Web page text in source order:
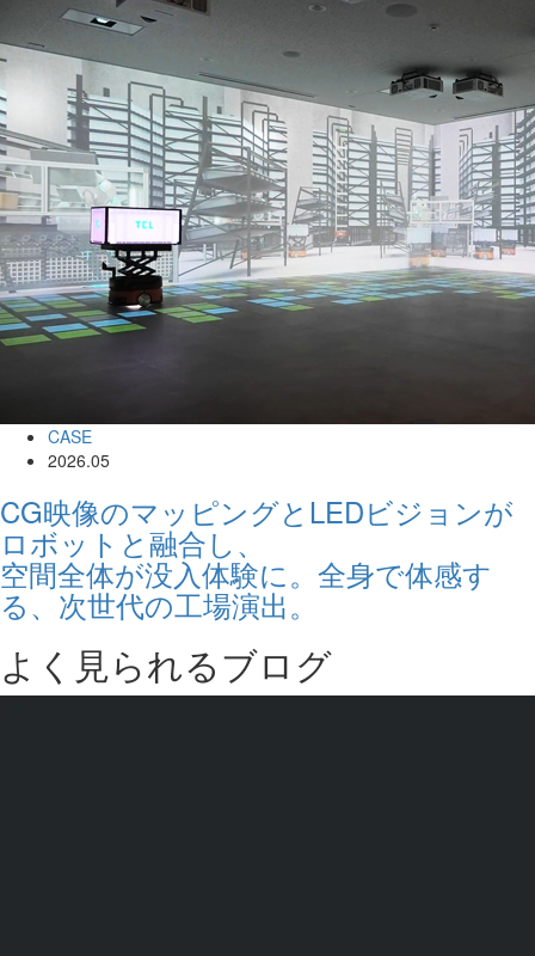
CASE
2026.05
CG映像のマッピングとLEDビジョンが
ロボットと融合し、
空間全体が没入体験に。全身で体感す
る、次世代の工場演出。
よく見られるブログ